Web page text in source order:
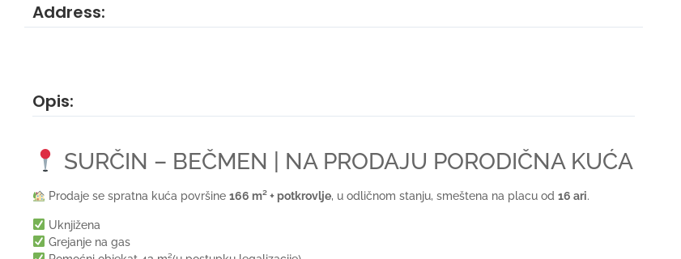
Address:
Opis:
SURČIN – BEČMEN | NA PRODAJU PORODIČNA KUĆA
Prodaje se spratna kuća površine 166 m² + potkrovlje, u odličnom stanju, smeštena na placu od 16 ari.
Uknjižena
Grejanje na gas